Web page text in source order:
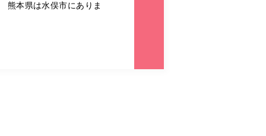
熊本県は水俣市にありま